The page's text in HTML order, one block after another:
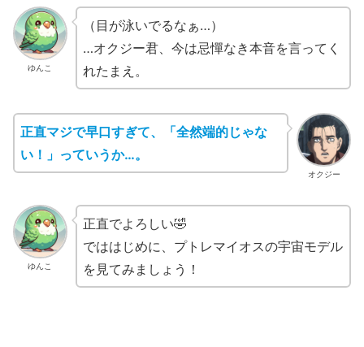
ゆんこ
（目が泳いでるなぁ…）
…オクジー君、今は忌憚なき本音を言ってく
れたまえ。
オクジー
正直マジで早口すぎて、「全然端的じゃな
い！」 っていうか…。
ゆんこ
正直でよろしい🤣
でははじめに、プトレマイオスの宇宙モデル
を見てみましょう！